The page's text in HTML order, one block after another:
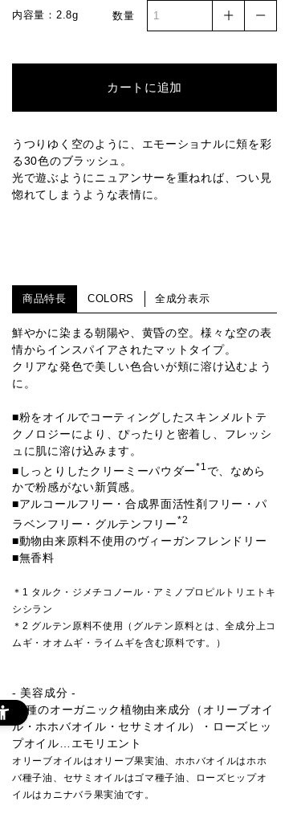
内容量：2.8g 数量
カートに追加
うつりゆく空のように、エモーショナルに頬を彩
る30色のブラッシュ。
光で遊ぶようにニュアンサーを重ねれば、つい見
惚れてしまうような表情に。
商品特長 COLORS 全成分表示
鮮やかに染まる朝陽や、黄昏の空。様々な空の表
情からインスパイアされたマットタイプ。
クリアな発色で美しい色合いが頬に溶け込むよう
に。
■粉をオイルでコーティングしたスキンメルトテ
クノロジーにより、ぴったりと密着し、フレッシ
ュに肌に溶け込みます。
■しっとりしたクリーミーパウダー*1 で、なめら
かで粉感がない新質感。
■アルコールフリー・合成界面活性剤フリー・パ
ラベンフリー・グルテンフリー*2
■動物由来原料不使用のヴィーガンフレンドリー
■無香料
＊1 タルク・ジメチコノール・アミノプロピルトリエトキ
シシラン
＊2 グルテン原料不使用（グルテン原料とは、全成分上コ
ムギ・オオムギ・ライムギを含む原料です。）
- 美容成分 -
■3種のオーガニック植物由来成分（オリーブオイ
ル・ホホバオイル・セサミオイル）・ローズヒッ
プオイル…エモリエント
オリーブオイルはオリーブ果実油、ホホバオイルはホホ
バ種子油、セサミオイルはゴマ種子油、ローズヒップオ
イルはカニナバラ果実油です。